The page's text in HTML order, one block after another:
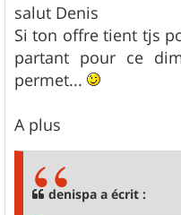
s
s
a
g
e
salut Denis
Si ton offre tient tjs
partant pour ce
permet...
A plus
denispa a écrit :